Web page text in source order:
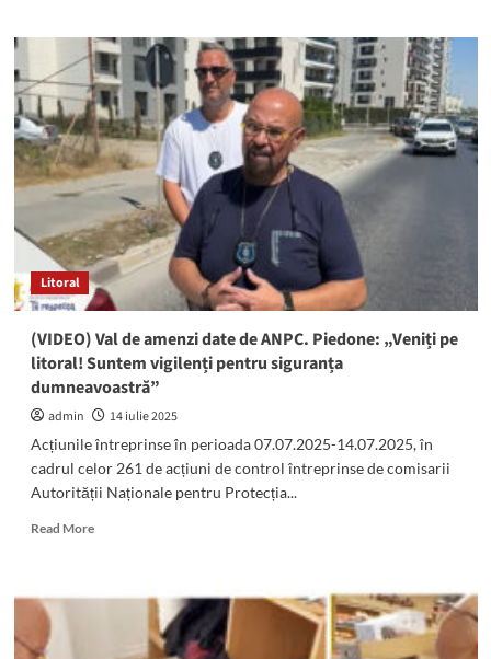
Piedone
a
închis
mai
multe
unități
comerciale
din
sudul
litoralului
a
aplicat
amenzi
sute
de
mii
de
Litoral
(VIDEO) Val de amenzi date de ANPC. Piedone: „Veniți pe
litoral! Suntem vigilenți pentru siguranța
dumneavoastră”
admin
14 iulie 2025
Acțiunile întreprinse în perioada 07.07.2025-14.07.2025, în
cadrul celor 261 de acțiuni de control întreprinse de comisarii
Autorității Naționale pentru Protecția...
Read MoreRead